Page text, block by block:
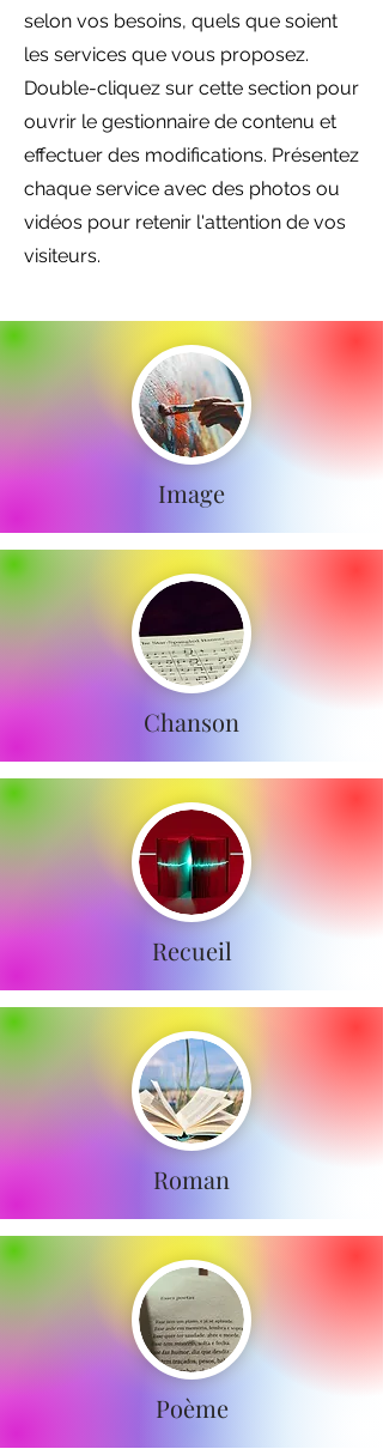
selon vos besoins, quels que soient
les services que vous proposez.
Double-cliquez sur cette section pour
ouvrir le gestionnaire de contenu et
effectuer des modifications. Présentez
chaque service avec des photos ou
vidéos pour retenir l'attention de vos
visiteurs.
Image
Chanson
Recueil
Roman
Poème